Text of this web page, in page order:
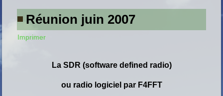
Réunion juin 2007
Imprimer
La SDR (software defined radio)
ou radio logiciel par F4FFT